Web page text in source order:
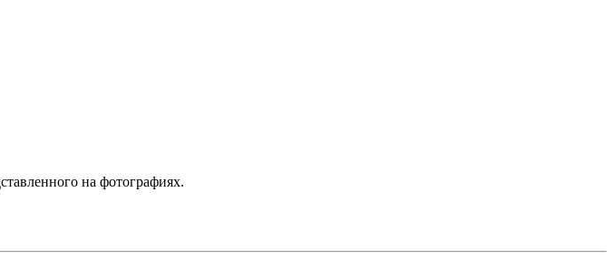
на фотографиях.